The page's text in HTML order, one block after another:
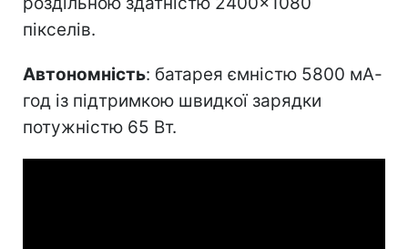
пікселів.
Автономність: батарея ємністю 5800 мА-
год із підтримкою швидкої зарядки
потужністю 65 Вт.